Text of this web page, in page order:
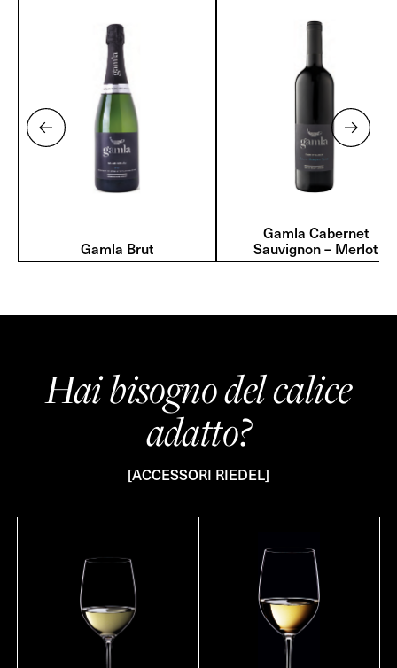
Gamla Brut
Gamla Cabernet
Sauvignon – Merlot
Hai bisogno del calice
adatto?
[ACCESSORI RIEDEL]